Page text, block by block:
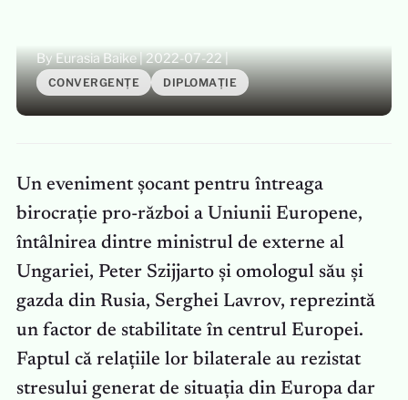
By Eurasia Baike|2022-07-22|
CONVERGENȚE DIPLOMAȚIE
Un eveniment șocant pentru întreaga
birocrație pro-război a Uniunii Europene,
întâlnirea dintre ministrul de externe al
Ungariei, Peter Szijjarto și omologul său și
gazda din Rusia, Serghei Lavrov, reprezintă
un factor de stabilitate în centrul Europei.
Faptul că relațiile lor bilaterale au rezistat
stresului generat de situația din Europa dar